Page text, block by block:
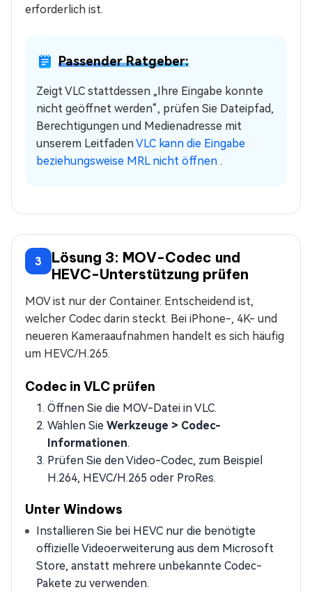
erforderlich ist.
Passender Ratgeber:
Zeigt VLC stattdessen „Ihre Eingabe konnte
nicht geöffnet werden“, prüfen Sie Dateipfad,
Berechtigungen und Medienadresse mit
unserem LeitfadenVLC kann die Eingabe
beziehungsweise MRL nicht öffnen .
3
Lösung 3: MOV-Codec und
HEVC-Unterstützung prüfen
MOV ist nur der Container. Entscheidend ist,
welcher Codec darin steckt. Bei iPhone-, 4K- und
neueren Kameraaufnahmen handelt es sich häufig
um HEVC/H.265.
Codec in VLC prüfen
Öffnen Sie die MOV-Datei in VLC.
Wählen Sie Werkzeuge > Codec-
Informationen.
Prüfen Sie den Video-Codec, zum Beispiel
H.264, HEVC/H.265 oder ProRes.
Unter Windows
Installieren Sie bei HEVC nur die benötigte
offizielle Videoerweiterung aus dem Microsoft
Store, anstatt mehrere unbekannte Codec-
Pakete zu verwenden.